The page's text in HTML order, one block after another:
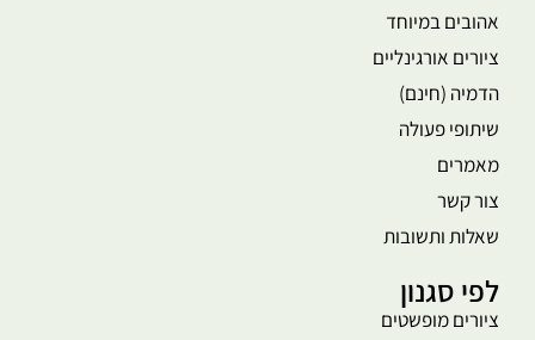
אהובים במיוחד
ציורים אורגינליים
הדמיה (חינם)
שיתופי פעולה
מאמרים
צור קשר
שאלות ותשובות
לפי סגנון
ציורים מופשטים